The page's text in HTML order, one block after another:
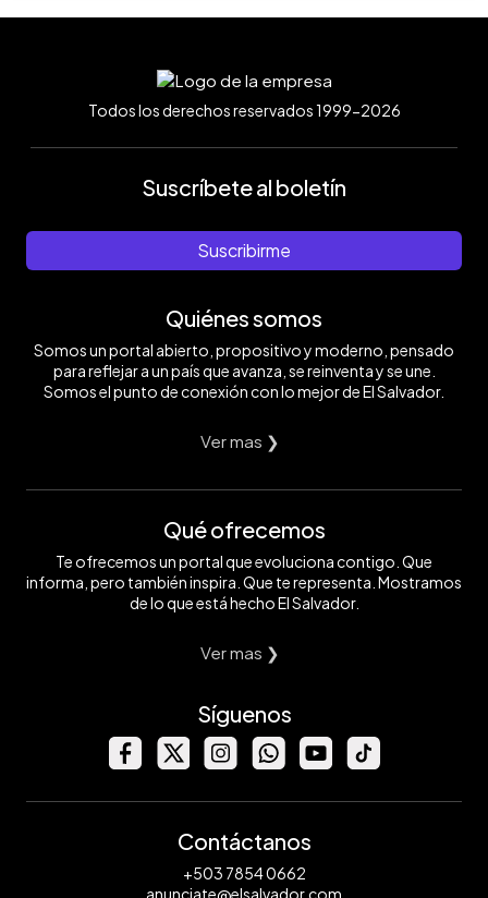
Todos los derechos reservados 1999-2026
Suscríbete al boletín
Suscribirme
Quiénes somos
Somos un portal abierto, propositivo y moderno, pensado
para reflejar a un país que avanza, se reinventa y se une.
Somos el punto de conexión con lo mejor de El Salvador.
Ver mas ❯
Qué ofrecemos
Te ofrecemos un portal que evoluciona contigo. Que
informa, pero también inspira. Que te representa. Mostramos
de lo que está hecho El Salvador.
Ver mas ❯
Síguenos
Contáctanos
+503 7854 0662
anunciate@elsalvador.com